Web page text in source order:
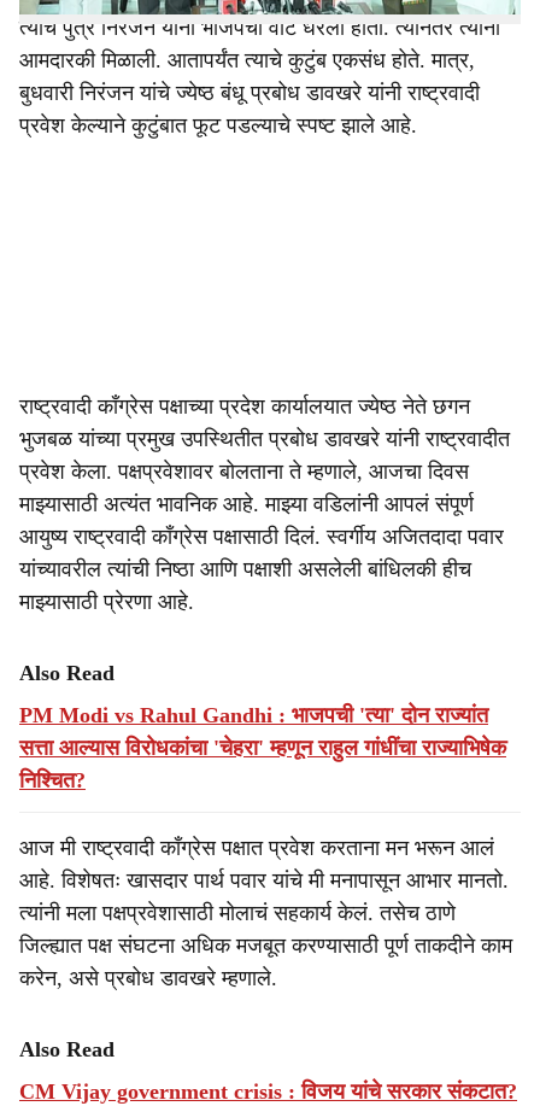
त्यांचे पुत्र निरंजन यांनी भाजपची वाट धरली होती. त्यानंतर त्यांना
आमदारकी मिळाली. आतापर्यंत त्याचे कुटुंब एकसंध होते. मात्र,
बुधवारी निरंजन यांचे ज्येष्ठ बंधू प्रबोध डावखरे यांनी राष्ट्रवादी
प्रवेश केल्याने कुटुंबात फूट पडल्याचे स्पष्ट झाले आहे.
राष्ट्रवादी काँग्रेस पक्षाच्या प्रदेश कार्यालयात ज्येष्ठ नेते छगन
भुजबळ यांच्या प्रमुख उपस्थितीत प्रबोध डावखरे यांनी राष्ट्रवादीत
प्रवेश केला. पक्षप्रवेशावर बोलताना ते म्हणाले, आजचा दिवस
माझ्यासाठी अत्यंत भावनिक आहे. माझ्या वडिलांनी आपलं संपूर्ण
आयुष्य राष्ट्रवादी काँग्रेस पक्षासाठी दिलं. स्वर्गीय अजितदादा पवार
यांच्यावरील त्यांची निष्ठा आणि पक्षाशी असलेली बांधिलकी हीच
माझ्यासाठी प्रेरणा आहे.
Also Read
PM Modi vs Rahul Gandhi : भाजपची 'त्या' दोन राज्यांत
सत्ता आल्यास विरोधकांचा 'चेहरा' म्हणून राहुल गांधींचा राज्याभिषेक
निश्चित?
आज मी राष्ट्रवादी काँग्रेस पक्षात प्रवेश करताना मन भरून आलं
आहे. विशेषतः खासदार पार्थ पवार यांचे मी मनापासून आभार मानतो.
त्यांनी मला पक्षप्रवेशासाठी मोलाचं सहकार्य केलं. तसेच ठाणे
जिल्ह्यात पक्ष संघटना अधिक मजबूत करण्यासाठी पूर्ण ताकदीने काम
करेन, असे प्रबोध डावखरे म्हणाले.
Also Read
CM Vijay government crisis : विजय यांचे सरकार संकटात?